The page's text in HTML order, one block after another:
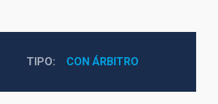
TIPO CON ÁRBITRO